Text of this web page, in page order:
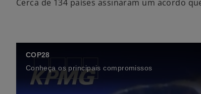
Cerca de 134 países assinaram um acordo
COP28
Conheça os principais compromissos